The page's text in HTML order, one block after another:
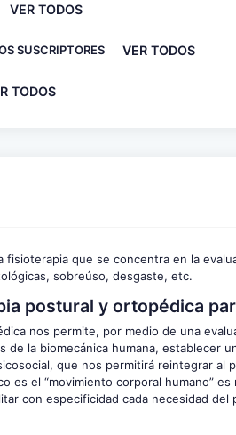
VER TODOS
SUSCRIPTORES VER TODOS
TODOS
que se concentra en la
sobreúso, desgaste, etc.
postural y ortopédica
nos permite, por medio de una
la biomecánica humana, establecer
que nos permitirá reintegrar al
es el “movimiento corporal humano”
con especificidad cada necesidad del